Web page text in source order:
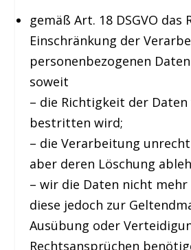
gemäß Art. 18 DSGVO das
Einschränkung der
personenbezogenen
soweit
– die Richtigkeit der Daten
bestritten wird;
– die Verarbeitung
aber deren Löschung
– wir die Daten nicht mehr
diese jedoch zur
Ausübung oder
Rechtsansprüchen